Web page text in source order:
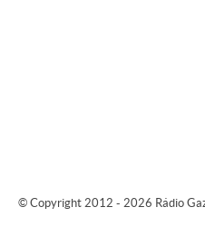
© Copyright 2012 - 2026 Rádio